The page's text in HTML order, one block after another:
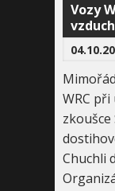
Vozy
WRC
Chuchli